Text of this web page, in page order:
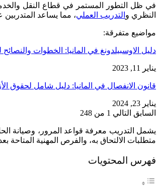
في ظل التطور المستمر في قطاع النقل
النظري و التدريب العملي، مما يساعد المتدربين
مواضيع متفرقة:
دليل الاوسبيلدونغ في المانيا: الخطوات والنصائح
يناير 11, 2023
قانون الانفصال في المانيا: دليل شامل لحقوق
يناير 23, 2024
السابق التالي 1 من 248
يشمل التدريب معرفة قواعد المرور، وصيانة
متطلبات الالتحاق به، والفرص المهنية المتاحة
فهرس المحتويات